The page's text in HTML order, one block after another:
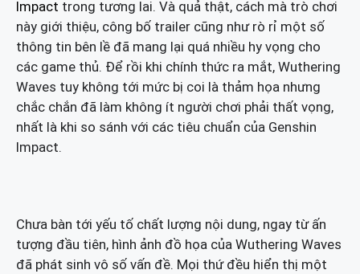
Impact trong tương lai. Và quả thật, cách mà trò chơi
này giới thiệu, công bố trailer cũng như rò rỉ một số
thông tin bên lề đã mang lại quá nhiều hy vọng cho
các game thủ. Để rồi khi chính thức ra mắt, Wuthering
Waves tuy không tới mức bị coi là thảm họa nhưng
chắc chắn đã làm không ít người chơi phải thất vọng,
nhất là khi so sánh với các tiêu chuẩn của Genshin
Impact.
Chưa bàn tới yếu tố chất lượng nội dung, ngay từ ấn
tượng đầu tiên, hình ảnh đồ họa của Wuthering Waves
đã phát sinh vô số vấn đề. Mọi thứ đều hiển thị một